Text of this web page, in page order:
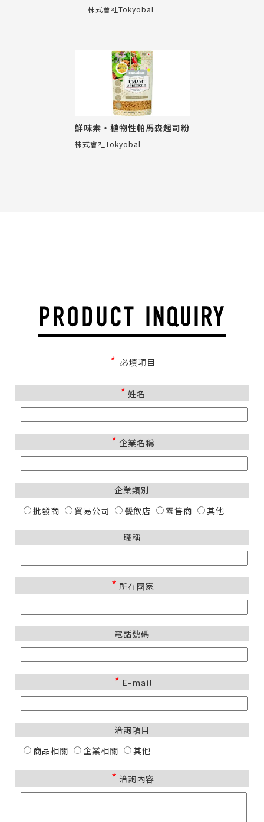
株式會社Tokyobal
鮮味素・植物性帕馬森起司粉
株式會社Tokyobal
* 必填項目
* 姓名
* 企業名稱
企業類別
批發商
貿易公司 餐飲店 零售商 其他
職稱
* 所在國家
電話號碼
* E-mail
洽詢項目
商品相關
企業相關 其他
* 洽詢內容